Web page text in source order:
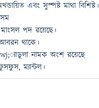
এবং সুস্পষ্ট মাথা বিশিষ্ট।
মাংসল পদ রয়েছে।
থাকে।
নামক অংশ রয়েছে
ম্যান্টল।